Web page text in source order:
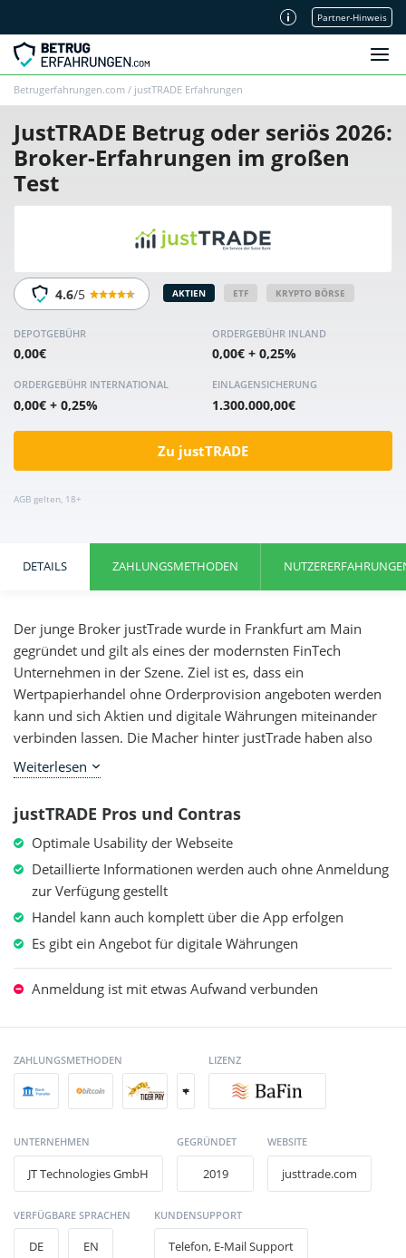
Unsere Redaktion
Partner-Hinweis
Betrugerfahrungen.com / justTRADE Erfahrungen
JustTRADE Betrug oder seriös 2026:
Broker-Erfahrungen im großen
Test
AKTIEN ETF KRYPTO BÖRSE
4.6/5
DEPOTGEBÜHR
0,00€
ORDER­GEBÜHR INLAND
0,00€ + 0,25%
ORDER­GEBÜHR INTER­NATIONAL
0,00€ + 0,25%
EINLAGEN­SICHERUNG
1.300.000,00€
Zu justTRADE
AGB gelten, 18+
MIN. EINZAHLUNG
1,00€
ORDER­GEBÜHR INLAND
0,25%
LIZENZ BIETET SPARPLÄNE
ja
Mobile App
Niedrige Spreads
Keine Orderprovision
Zu justTRADE
DETAILS ZAHLUNGSMETHODEN
Der junge Broker justTrade wurde in Frankfurt am Main
gegründet und gilt als eines der modernsten FinTech
Unternehmen in der Szene. Ziel ist es, dass ein
Wertpapierhandel ohne Orderprovision angeboten werden
kann und sich Aktien und digitale Währungen miteinander
verbinden lassen. Die Macher hinter justTrade haben also
nach einer Möglichkeit gesucht, eine Plattform zu
erschaffen, die auf den neuesten IT-Systemen basiert und
anbietet. In unserem JustTRADE Test haben wir uns das
Konzept näher angesehen und wollten wissen, was der
Broker zu bieten hat.
Weiterlesen
justTRADE Pros und Contras
Optimale Usability der Webseite
Detaillierte Informationen werden auch ohne Anmeldung
zur Verfügung gestellt
Handel kann auch komplett über die App erfolgen
Es gibt ein Angebot für digitale Währungen
Anmeldung ist mit etwas Aufwand verbunden
ZAHLUNGSMETHODEN
+
LIZENZ
UNTERNEHMEN
JT Technologies GmbH
GEGRÜNDET
2019
WEBSITE
justtrade.com
VERFÜGBARE SPRACHEN
DE EN
KUNDENSUPPORT
Telefon, E-Mail Support